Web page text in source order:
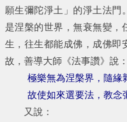
願生彌陀淨土」的淨土法門
是涅槃的世界，無衰無變，
生，往生都能成佛，成佛即
故，善導大師《法事讚》說：
極樂無為涅槃界，隨緣
故使如來選要法，教念
又說：